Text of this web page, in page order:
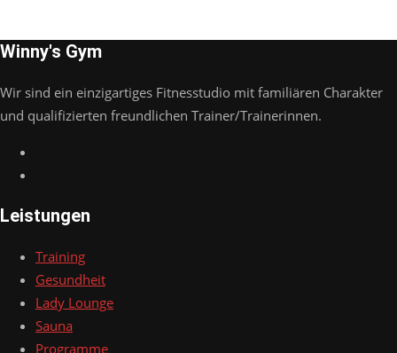
Winny's Gym
Wir sind ein einzigartiges Fitnesstudio mit familiären Charakter
und qualifizierten freundlichen Trainer/Trainerinnen.
Leistungen
Training
Gesundheit
Lady Lounge
Sauna
Programme